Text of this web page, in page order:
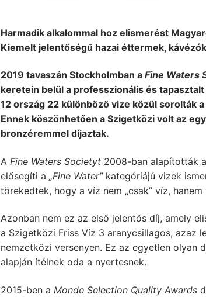
Harmadik alkalommal hoz elismerést
Kiemelt jelentőségű hazai éttermek,
2019 tavaszán Stockholmban a Fine Waters
keretein belül a professzionális és
12 ország 22 különböző vize közül sorolták
Ennek köszönhetően a Szigetközi volt az
bronzéremmel díjaztak.
A Fine Waters Societyt 2008-ban alapították
elősegíti a „Fine Water”kategóriájú vizek
törekedtek, hogy a víz nem „csak” víz,
Azonban nem ez az első jelentős díj, amely
a Szigetközi Friss Víz 3 aranycsillagos, azaz
nemzetközi versenyen. Ez az egyetlen olyan
alapján ítélnek oda a nyertesnek.
2015-ben a Monde Selection Quality Awards